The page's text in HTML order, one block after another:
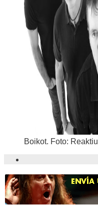
Boikot. Foto: Reaktiu